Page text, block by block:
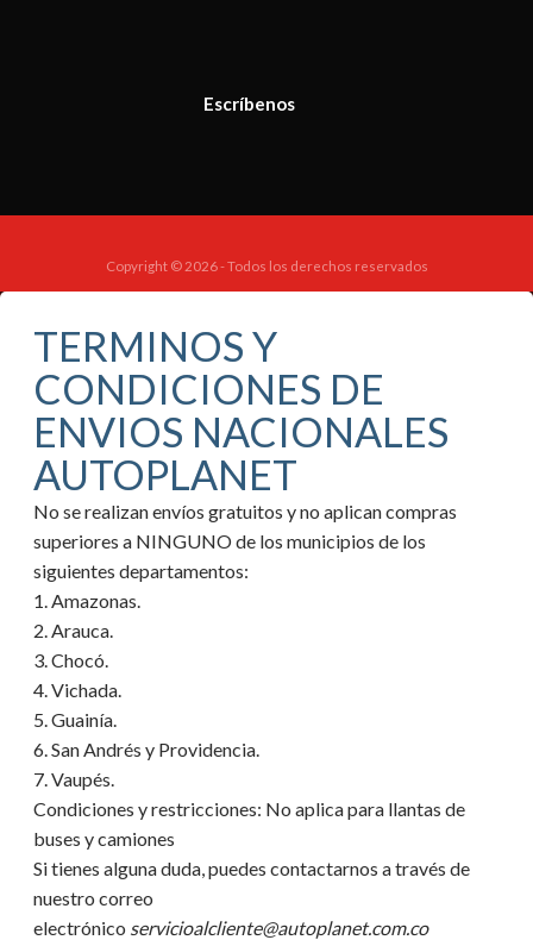
Escríbenos
Copyright © 2026 - Todos los derechos reservados
TERMINOS Y
CONDICIONES DE
ENVIOS NACIONALES
AUTOPLANET
No se realizan envíos gratuitos y no aplican compras
superiores a NINGUNO de los municipios de los
siguientes departamentos:
1. Amazonas.
2. Arauca.
3. Chocó.
4. Vichada.
5. Guainía.
6. San Andrés y Providencia.
7. Vaupés.
Condiciones y restricciones: No aplica para llantas de
buses y camiones
Si tienes alguna duda, puedes contactarnos a través de
nuestro correo
electrónico servicioalcliente@autoplanet.com.co